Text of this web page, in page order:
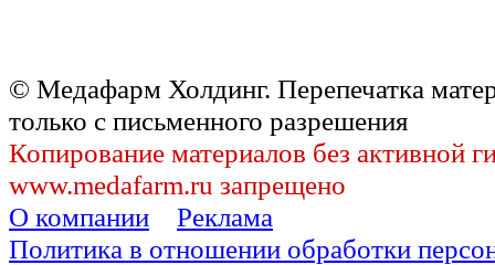
© Медафарм Холдинг. Перепечатка
только с письменного разрешения
Копирование материалов без активной
www.medafarm.ru запрещено
О компании
Реклама
Политика в отношении обработки